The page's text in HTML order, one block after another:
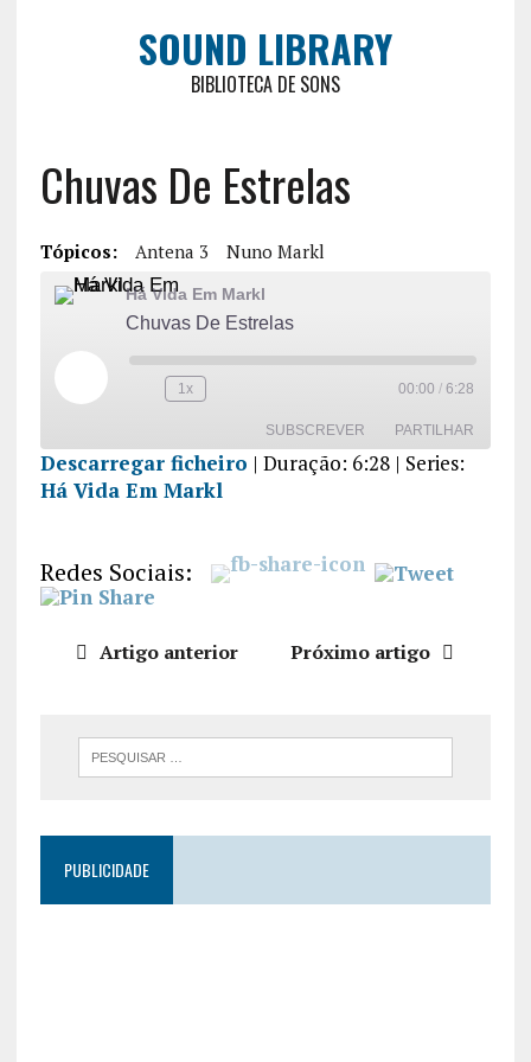
SOUND LIBRARY
BIBLIOTECA DE SONS
Chuvas De Estrelas
Tópicos: Antena 3 Nuno Markl
Há Vida Em Markl
Chuvas De Estrelas
1x 00:00 / 6:28
SUBSCREVER PARTILHAR
PARTILHA
INCORPO
RAR
Descarregar ficheiro | Duração: 6:28| Series:
Há Vida Em Markl
Redes Sociais:
Artigo anterior Próximo artigo
PUBLICIDADE